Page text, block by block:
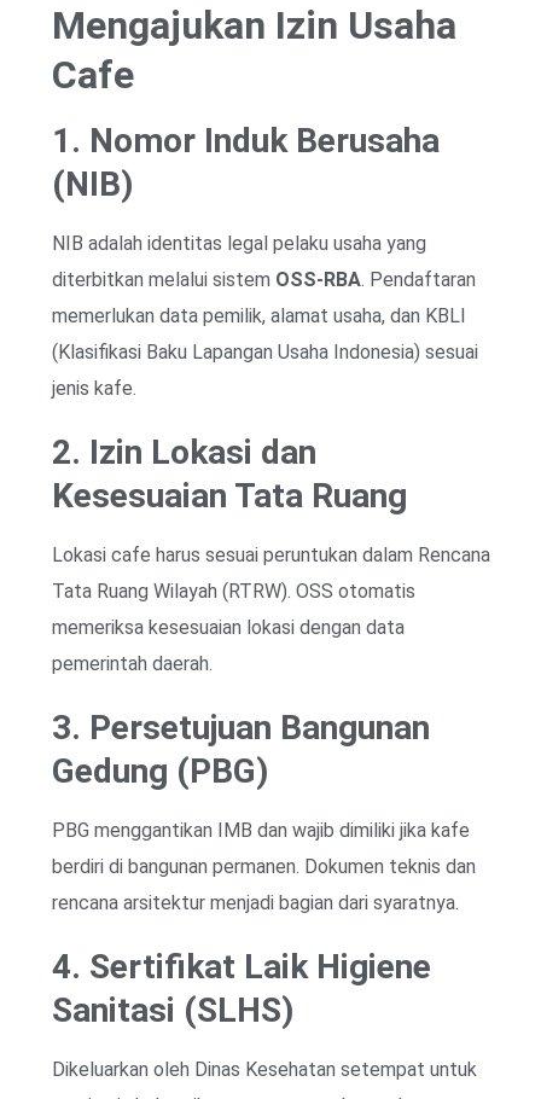
Mengajukan Izin Usaha
Cafe
1. Nomor Induk Berusaha
(NIB)
NIB adalah identitas legal pelaku usaha yang
diterbitkan melalui sistem OSS-RBA. Pendaftaran
memerlukan data pemilik, alamat usaha, dan KBLI
(Klasifikasi Baku Lapangan Usaha Indonesia) sesuai
jenis kafe.
2. Izin Lokasi dan
Kesesuaian Tata Ruang
Lokasi cafe harus sesuai peruntukan dalam Rencana
Tata Ruang Wilayah (RTRW). OSS otomatis
memeriksa kesesuaian lokasi dengan data
pemerintah daerah.
3. Persetujuan Bangunan
Gedung (PBG)
PBG menggantikan IMB dan wajib dimiliki jika kafe
berdiri di bangunan permanen. Dokumen teknis dan
rencana arsitektur menjadi bagian dari syaratnya.
4. Sertifikat Laik Higiene
Sanitasi (SLHS)
Dikeluarkan oleh Dinas Kesehatan setempat untuk